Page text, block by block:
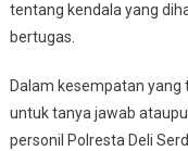
tentang kendala yang
bertugas.
Dalam kesempatan
untuk tanya jawab
personil Polresta Deli